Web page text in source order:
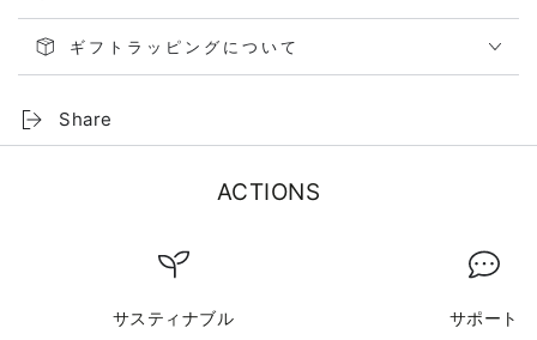
ギフトラッピングについて
Share
ACTIONS
サスティナブル サポート